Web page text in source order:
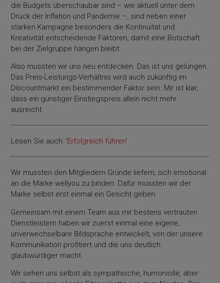
die Budgets überschaubar sind – wie aktuell unter dem
Druck der Inflation und Pandemie –, sind neben einer
starken Kampagne besonders die Kontinuität und
Kreativität entscheidende Faktoren, damit eine Botschaft
bei der Zielgruppe hängen bleibt.
Also mussten wir uns neu entdecken. Das ist uns gelungen.
Das Preis-Leistungs-Verhältnis wird auch zukünftig im
Discountmarkt ein bestimmender Faktor sein. Mir ist klar,
dass ein günstiger Einstiegspreis allein nicht mehr
ausreicht.
Lesen Sie auch: 'Erfolgreich führen'
Wir mussten den Mitgliedern Gründe liefern, sich emotional
an die Marke wellyou zu binden. Dafür mussten wir der
Marke selbst erst einmal ein Gesicht geben.
Gemeinsam mit einem Team aus mir bestens vertrauten
Dienstleistern haben wir zuerst einmal eine eigene,
unverwechselbare Bildsprache entwickelt, von der unsere
Kommunikation profitiert und die uns deutlich
glaubwürdiger macht.
Wir sehen uns selbst als sympathische, humorvolle, aber